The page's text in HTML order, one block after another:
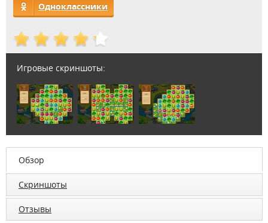
Одноклассники
Игровые скриншоты:
Обзор
Скриншоты
Отзывы